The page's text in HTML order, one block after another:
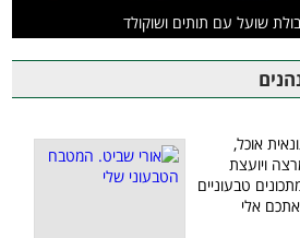
שועל עם תותים ושוקולד
אוכל,
ויועצת
טבעוניים
אלי